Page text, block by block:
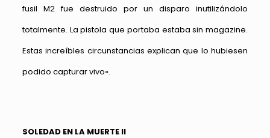
fusil M2 fue destruido por un disparo inutilizándolo
totalmente. La pistola que portaba estaba sin magazine.
Estas increíbles circunstancias explican que lo hubiesen
podido capturar vivo».
SOLEDAD EN LA MUERTE II